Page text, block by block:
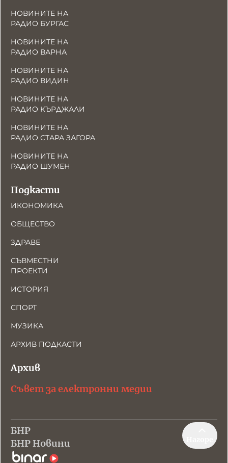
НОВИНИТЕ НА
РАДИО БУРГАС
НОВИНИТЕ НА
РАДИО ВАРНА
НОВИНИТЕ НА
РАДИО ВИДИН
НОВИНИТЕ НА
РАДИО КЪРДЖАЛИ
НОВИНИТЕ НА
РАДИО СТАРА ЗАГОРА
НОВИНИТЕ НА
РАДИО ШУМЕН
Подкасти
ИКОНОМИКА
ОБЩЕСТВО
ЗДРАВЕ
СЪВМЕСТНИ
ПРОЕКТИ
ИСТОРИЯ
СПОРТ
МУЗИКА
АРХИВ ПОДКАСТИ
Архив
Съвет за електронни медии
БНР
БНР Новини